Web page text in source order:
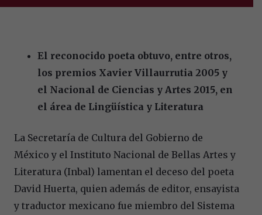
El reconocido poeta obtuvo, entre otros,
los premios Xavier Villaurrutia 2005 y
el Nacional de Ciencias y Artes 2015, en
el área de Lingüística y Literatura
La Secretaría de Cultura del Gobierno de
México y el Instituto Nacional de Bellas Artes y
Literatura (Inbal) lamentan el deceso del poeta
David Huerta, quien además de editor, ensayista
y traductor mexicano fue miembro del Sistema